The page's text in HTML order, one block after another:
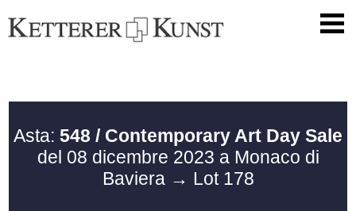
Asta: 548 / Contemporary Art Day Sale
del 08 dicembre 2023 a Monaco di
Baviera → Lot 178